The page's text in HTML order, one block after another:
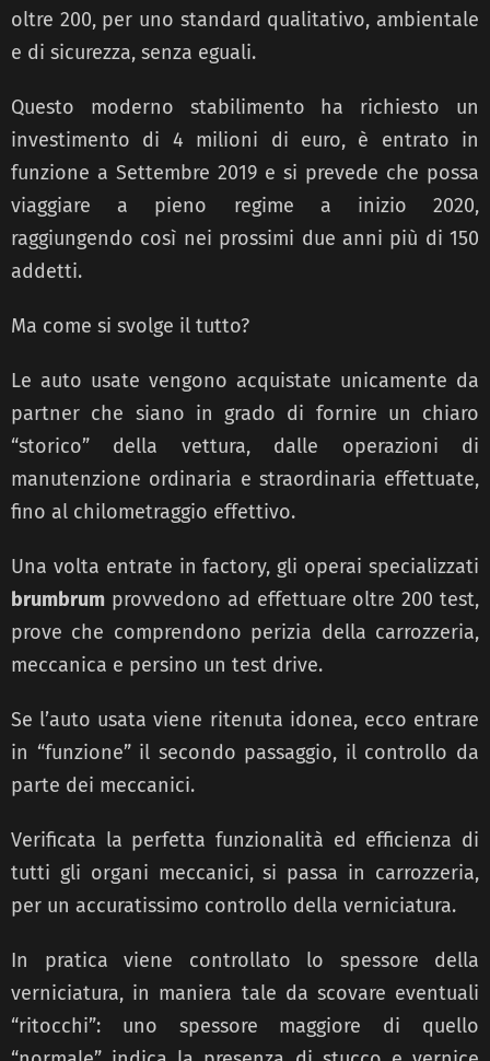
oltre 200, per uno standard qualitativo, ambientale
e di sicurezza, senza eguali.
Questo moderno stabilimento ha richiesto un
investimento di 4 milioni di euro, è entrato in
funzione a Settembre 2019 e si prevede che possa
viaggiare a pieno regime a inizio 2020,
raggiungendo così nei prossimi due anni più di 150
addetti.
Ma come si svolge il tutto?
Le auto usate vengono acquistate unicamente da
partner che siano in grado di fornire un chiaro
“storico” della vettura, dalle operazioni di
manutenzione ordinaria e straordinaria effettuate,
fino al chilometraggio effettivo.
Una volta entrate in factory, gli operai specializzati
brumbrum provvedono ad effettuare oltre 200 test,
prove che comprendono perizia della carrozzeria,
meccanica e persino un test drive.
Se l’auto usata viene ritenuta idonea, ecco entrare
in “funzione” il secondo passaggio, il controllo da
parte dei meccanici.
Verificata la perfetta funzionalità ed efficienza di
tutti gli organi meccanici, si passa in carrozzeria,
per un accuratissimo controllo della verniciatura.
In pratica viene controllato lo spessore della
verniciatura, in maniera tale da scovare eventuali
“ritocchi”: uno spessore maggiore di quello